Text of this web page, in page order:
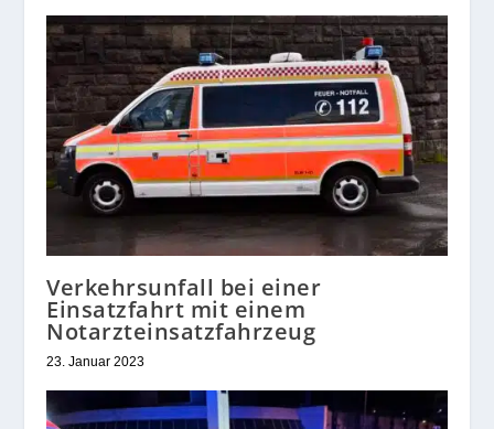
Verkehrsunfall bei einer
Einsatzfahrt mit einem
Notarzteinsatzfahrzeug
23. Januar 2023